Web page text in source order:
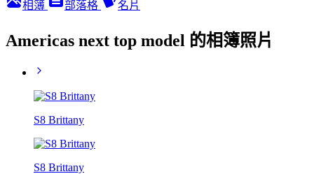
相簿 部落格 名片
Americas next top model 的相簿照片
S8 Brittany
S8 Brittany